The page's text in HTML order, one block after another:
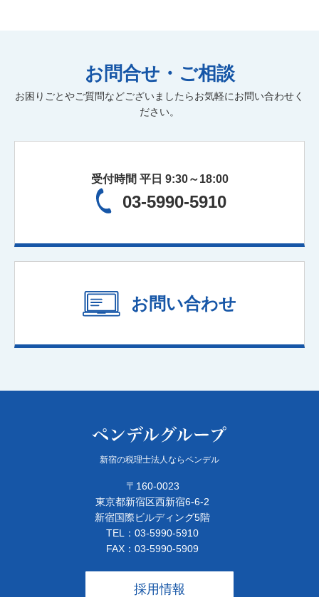
お問合せ・ご相談
お困りごとやご質問などございましたらお気軽にお問い合わせく
ださい。
受付時間 平日 9:30～18:00
03-5990-5910
お問い合わせ
新宿の税理士法人ならペンデル
〒160-0023
東京都新宿区西新宿6-6-2
新宿国際ビルディング5階
TEL：03-5990-5910
FAX：03-5990-5909
採用情報